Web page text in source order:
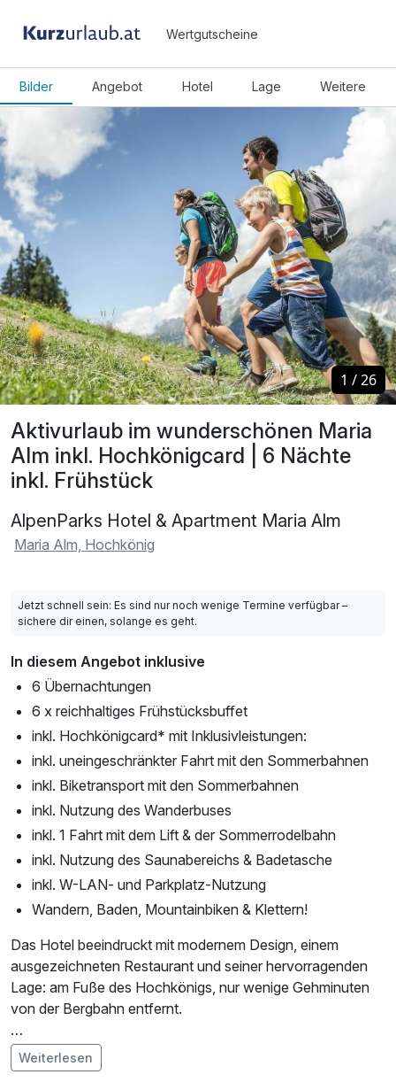
Wertgutscheine
Bilder Angebot Hotel Lage Weitere
Aktivurlaub im wunderschönen Maria
Alm inkl. Hochkönigcard | 6 Nächte
inkl. Frühstück
AlpenParks Hotel & Apartment Maria Alm
Maria Alm, Hochkönig
1 /26
1 /26
Jetzt schnell sein: Es sind nur noch wenige Termine verfügbar –
sichere dir einen, solange es geht.
In diesem Angebot inklusive
6 Übernachtungen
6 x reichhaltiges Frühstücksbuffet
inkl. Hochkönigcard* mit Inklusivleistungen:
inkl. uneingeschränkter Fahrt mit den Sommerbahnen
inkl. Biketransport mit den Sommerbahnen
inkl. Nutzung des Wanderbuses
inkl. 1 Fahrt mit dem Lift & der Sommerrodelbahn
inkl. Nutzung des Saunabereichs & Badetasche
inkl. W-LAN- und Parkplatz-Nutzung
Wandern, Baden, Mountainbiken & Klettern!
Das Hotel beeindruckt mit modernem Design, einem
ausgezeichneten Restaurant und seiner hervorragenden
Lage: am Fuße des Hochkönigs, nur wenige Gehminuten
von der Bergbahn entfernt.
*mit der Hochkönig Card im Sommer gibt es komplett
kostenlose Abenteuer für Sie!
Im Angebot enthalten
Weiterlesen